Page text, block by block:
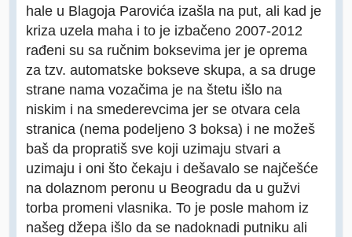
hale u Blagoja Parovića izašla na put, ali kad je
kriza uzela maha i to je izbačeno 2007-2012
rađeni su sa ručnim boksevima jer je oprema
za tzv. automatske bokseve skupa, a sa druge
strane nama vozačima je na štetu išlo na
niskim i na smederevcima jer se otvara cela
stranica (nema podeljeno 3 boksa) i ne možeš
baš da propratiš sve koji uzimaju stvari a
uzimaju i oni što čekaju i dešavalo se najčešće
na dolaznom peronu u Beogradu da u gužvi
torba promeni vlasnika. To je posle mahom iz
našeg džepa išlo da se nadoknadi putniku ali